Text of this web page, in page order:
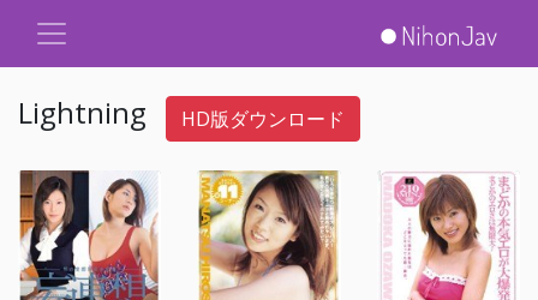
Lightning HD版ダウンロード